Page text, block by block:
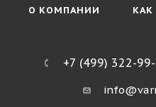
О КОМПАНИИ КАК
+7 (499) 322-